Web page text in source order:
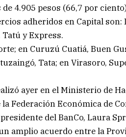
4.905 pesos (66,7 por
adheridos en Capital son:
Tatú y Express.
en Curuzú Cuatiá, Buen
Tata; en Virasoro,
ayer en el Ministerio de
Federación Económica de
del BanCo, Laura
amplio acuerdo entre la